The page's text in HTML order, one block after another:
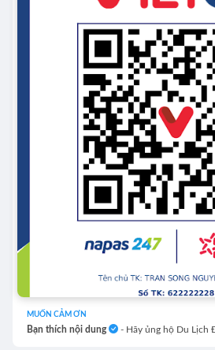
MUỐN CẢM ƠN
Bạn thích nội dung - Hãy ủng hộ Du Lịch